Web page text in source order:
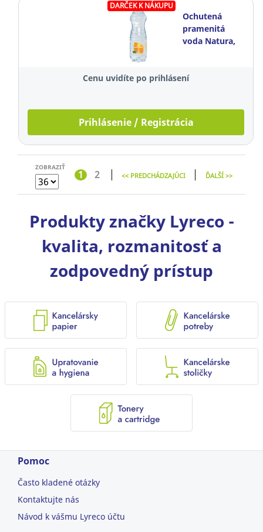
DARČEK K NÁKUPU
Ochutená
pramenitá
voda Natura,
balenie 12
Cenu uvidíte po prihlásení
Prihlásenie / Registrácia
ZOBRAZIŤ
1 2 << PREDCHÁDZAJÚCI ĎALŠÍ >>
Produkty značky Lyreco -
kvalita, rozmanitosť a
zodpovedný prístup
Pomoc
Často kladené otázky
Kontaktujte nás
Návod k vášmu Lyreco účtu